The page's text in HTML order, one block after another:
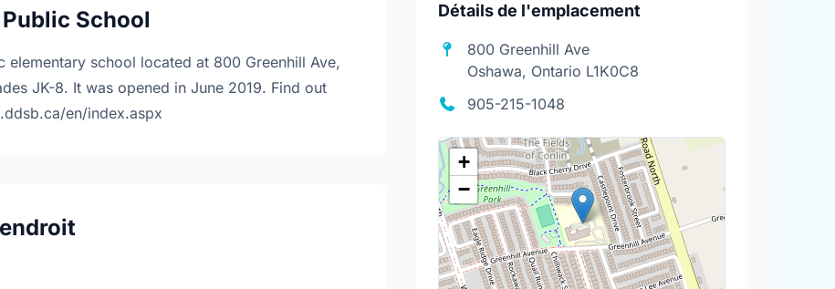
School
elementary school located at 800 Greenhill Ave,
JK-8. It was opened in June 2019. Find out
en/index.aspx
Détails de l'emplacement
800 Greenhill Ave
Oshawa, Ontario L1K0C8
905-215-1048
+
−